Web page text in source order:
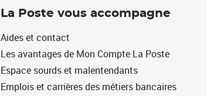
La Poste vous accompagne
Aides et contact
Les avantages de Mon Compte La Poste
Espace sourds et malentendants
Emplois et carrières des métiers bancaires